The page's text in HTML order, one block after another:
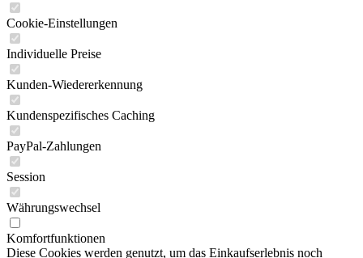
Cookie-Einstellungen
Individuelle Preise
Kunden-Wiedererkennung
Kundenspezifisches Caching
PayPal-Zahlungen
Session
Währungswechsel
Komfortfunktionen
Diese Cookies werden genutzt, um das Einkaufserlebnis noch